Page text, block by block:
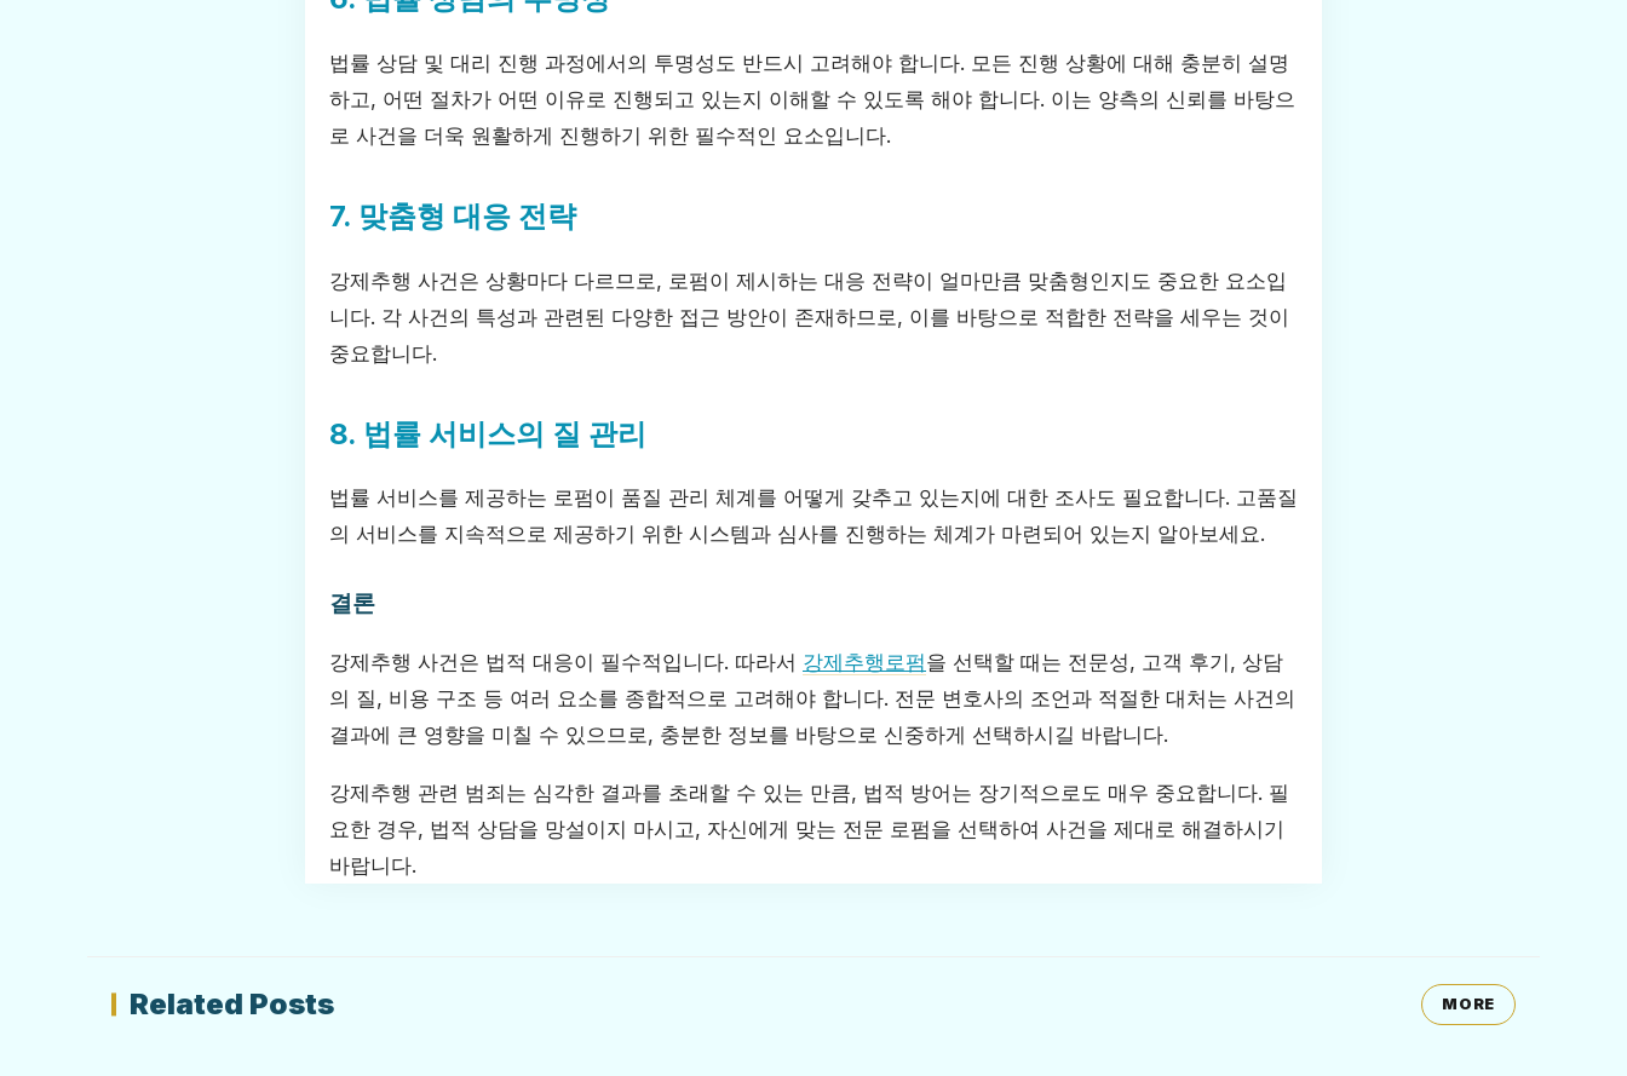
법률 상담 및 대리 진행 과정에서의 투명성도 반드시 고려해야 합니다. 모든 진행 상황에 대해 충분히 설명
하고, 어떤 절차가 어떤 이유로 진행되고 있는지 이해할 수 있도록 해야 합니다. 이는 양측의 신뢰를 바탕으
로 사건을 더욱 원활하게 진행하기 위한 필수적인 요소입니다.
7. 맞춤형 대응 전략
강제추행 사건은 상황마다 다르므로, 로펌이 제시하는 대응 전략이 얼마만큼 맞춤형인지도 중요한 요소입
니다. 각 사건의 특성과 관련된 다양한 접근 방안이 존재하므로, 이를 바탕으로 적합한 전략을 세우는 것이
중요합니다.
8. 법률 서비스의 질 관리
법률 서비스를 제공하는 로펌이 품질 관리 체계를 어떻게 갖추고 있는지에 대한 조사도 필요합니다. 고품질
의 서비스를 지속적으로 제공하기 위한 시스템과 심사를 진행하는 체계가 마련되어 있는지 알아보세요.
결론
강제추행 사건은 법적 대응이 필수적입니다. 따라서 강제추행로펌을 선택할 때는 전문성, 고객 후기, 상담
의 질, 비용 구조 등 여러 요소를 종합적으로 고려해야 합니다. 전문 변호사의 조언과 적절한 대처는 사건의
결과에 큰 영향을 미칠 수 있으므로, 충분한 정보를 바탕으로 신중하게 선택하시길 바랍니다.
강제추행 관련 범죄는 심각한 결과를 초래할 수 있는 만큼, 법적 방어는 장기적으로도 매우 중요합니다. 필
요한 경우, 법적 상담을 망설이지 마시고, 자신에게 맞는 전문 로펌을 선택하여 사건을 제대로 해결하시기
바랍니다.
Related Posts MORE